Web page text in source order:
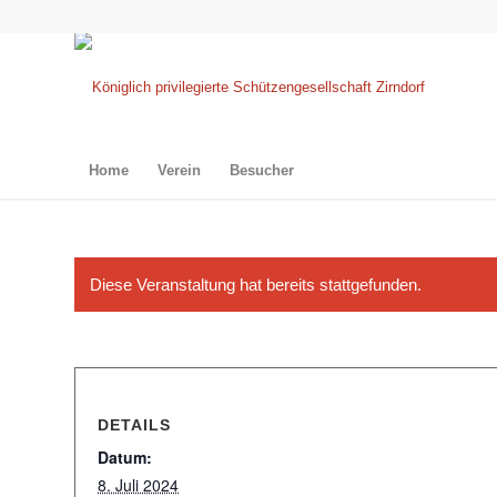
Home Verein Besucher
Diese Veranstaltung hat bereits stattgefunden.
DETAILS
Datum:
8. Juli 2024